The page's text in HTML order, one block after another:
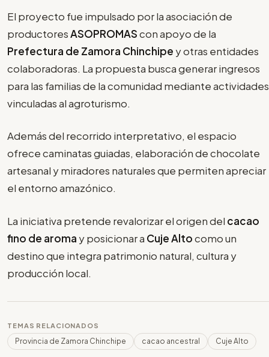
El proyecto fue impulsado por la asociación de
productoresASOPROMAScon apoyo de la
Prefectura de Zamora Chinchipe y otras entidades
colaboradoras. La propuesta busca generar ingresos
para las familias de la comunidad mediante actividades
vinculadas al agroturismo.
Además del recorrido interpretativo, el espacio
ofrece caminatas guiadas, elaboración de chocolate
artesanal y miradores naturales que permiten apreciar
el entorno amazónico.
La iniciativa pretende revalorizar el origen del cacao
fino de aroma y posicionar a Cuje Altocomo un
destino que integra patrimonio natural, cultura y
producción local.
TEMAS RELACIONADOS
Provincia de Zamora Chinchipe cacao ancestral Cuje Alto